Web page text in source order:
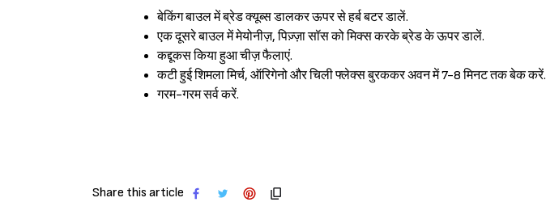
बेकिंग बाउल में ब्रेड क्यूब्स डालकर ऊपर से हर्ब बटर डालें.
एक दूसरे बाउल में मेयोनीज़, पिज़्ज़ा सॉस को मिक्स करके ब्रेड के ऊपर डालें.
कद्दूकस किया हुआ चीज़ फैलाएं.
कटी हुई शिमला मिर्च, ऑरिगेनो और चिली फ्लेक्स बुरककर अवन में 7-8 मिनट तक बेक करें.
गरम-गरम सर्व करें.
Share this article